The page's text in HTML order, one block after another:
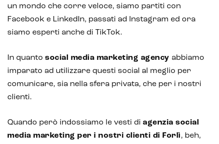
un mondo che corre veloce, siamo partiti con
Facebook e LinkedIn, passati ad Instagram ed ora
siamo esperti anche di TikTok.
In quanto social media marketing agency abbiamo
imparato ad utilizzare questi social al meglio per
comunicare, sia nella sfera privata, che per i nostri
clienti.
Quando però indossiamo le vesti di agenzia social
media marketing per i nostri clienti di Forlì, beh,